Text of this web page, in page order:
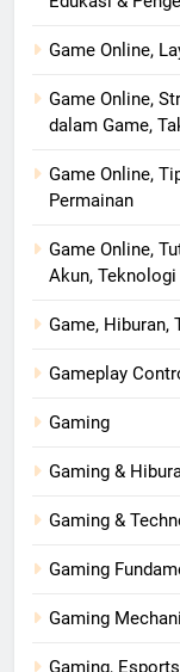
Game Online,
Game Online,
dalam Game,
Game Online,
Permainan
Game Online,
Akun,
Game, Hiburan,
Gameplay
Gaming
Gaming &
Gaming &
Gaming
Gaming
Gaming,